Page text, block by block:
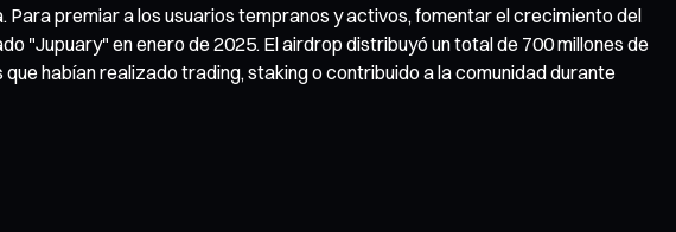
premiar a los usuarios tempranos y activos, fomentar el crecimiento del
"Jupuary" en enero de 2025. El airdrop distribuyó un total de 700 millones de
habían realizado trading, staking o contribuido a la comunidad durante